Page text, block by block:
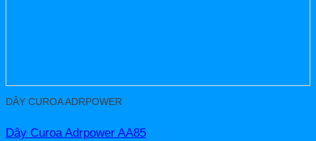
DÂY CUROA ADRPOWER
Dây Curoa Adrpower AA85